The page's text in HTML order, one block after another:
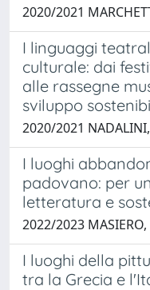
2020/2021
I linguaggi
culturale: dai
alle rassegne
sviluppo
2020/2021
I luoghi
padovano: per
letteratura e
2022/2023
I luoghi della
tra la Grecia e